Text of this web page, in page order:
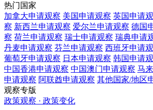
热门国家
加拿大申请观察 美国申请观察 英国申请
察 新西兰申请观察 爱尔兰申请观察 德国
察 荷兰申请观察 瑞士申请观察 瑞典申请
丹麦申请观察 芬兰申请观察 西班牙申请
葡萄牙申请观察 日本申请观察 韩国申请
中国香港申请观察 中国澳门申请观察 马
申请观察 阿联酋申请观察 其他国家/地区
观察专版
政策观察 · 政策变化